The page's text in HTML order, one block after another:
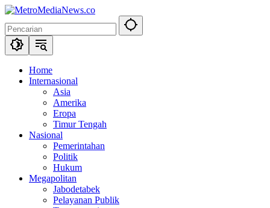
Langsung
konten
Home
Internasional
Asia
Amerika
Eropa
Timur Tengah
Nasional
Pemerintahan
Politik
Hukum
Megapolitan
Jabodetabek
Pelayanan Publik